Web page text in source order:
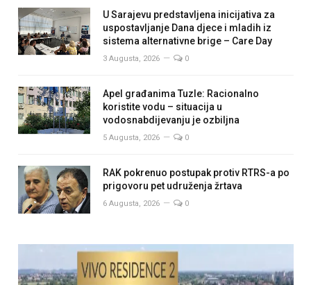
U Sarajevu predstavljena inicijativa za
uspostavljanje Dana djece i mladih iz
sistema alternativne brige – Care Day
3 Augusta, 2026 0
Apel građanima Tuzle: Racionalno
koristite vodu – situacija u
vodosnabdijevanju je ozbiljna
5 Augusta, 2026 0
RAK pokrenuo postupak protiv RTRS-a po
prigovoru pet udruženja žrtava
6 Augusta, 2026 0